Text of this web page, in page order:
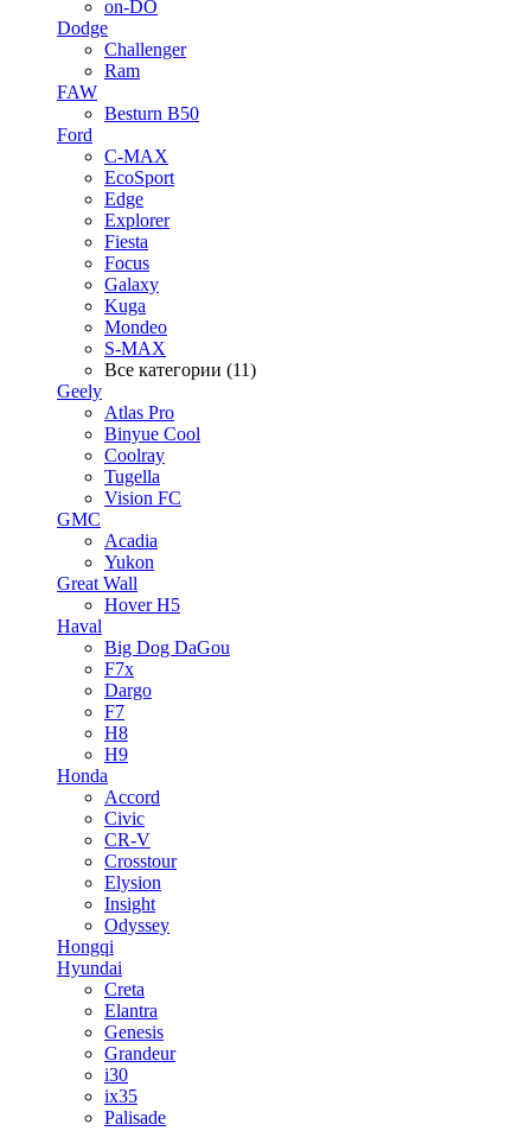
on-DO
Dodge
Challenger
Ram
FAW
Besturn B50
Ford
C-MAX
EcoSport
Edge
Explorer
Fiesta
Focus
Galaxy
Kuga
Mondeo
S-MAX
Все категории (11)
Geely
Atlas Pro
Binyue Cool
Coolray
Tugella
Vision FC
GMC
Acadia
Yukon
Great Wall
Hover H5
Haval
Big Dog DaGou
F7x
Dargo
F7
H8
H9
Honda
Accord
Civic
CR-V
Crosstour
Elysion
Insight
Odyssey
Hongqi
Hyundai
Creta
Elantra
Genesis
Grandeur
i30
ix35
Palisade